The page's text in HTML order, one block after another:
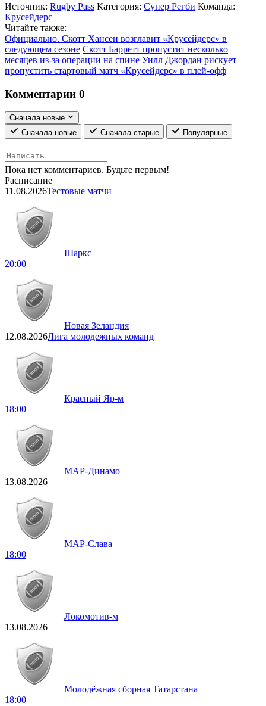
Источник: Rugby Pass Категория: Супер Регби Команда:
Крусейдерс
Читайте также:
Официально. Скотт Хансен возглавит «Крусейдерс» в
следующем сезоне Скотт Барретт пропустит несколько
месяцев из-за операции на спине Уилл Джордан рискует
пропустить стартовый матч «Крусейдерс» в плей-офф
Комментарии 0
Сначала новые
Сначала новые
Сначала старые Популярные
Пока нет комментариев. Будьте первым!
Расписание
11.08.2026Тестовые матчи
Шаркс
20:00
Новая Зеландия
12.08.2026Лига молодежных команд
Красный Яр-м
18:00
МАР-Динамо
13.08.2026
МАР-Слава
18:00
Локомотив-м
13.08.2026
Молодёжная сборная Татарстана
18:00